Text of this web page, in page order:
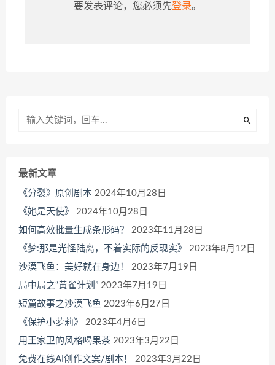
要发表评论，您必须先登录。
最新文章
《分裂》原创剧本 2024年10月28日
《她是天使》
2024年10月28日
如何高效批量生成条形码？
2023年11月28日
《梦:那是光怪陆离，不着实际的反现实》
2023年8月12日
沙漠飞鱼：美好就在身边！
2023年7月19日
局中局之“黄雀计划” 2023年7月19日
短篇故事之沙漠飞鱼 2023年6月27日
《保护小萝莉》
2023年4月6日
用王家卫的风格喝果茶 2023年3月22日
免费在线AI创作文案/剧本！
2023年3月22日